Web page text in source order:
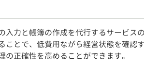
入力と帳簿の作成を代行するサービス
ことで、低費用ながら経営状態を確認
の正確性を高めることができます。